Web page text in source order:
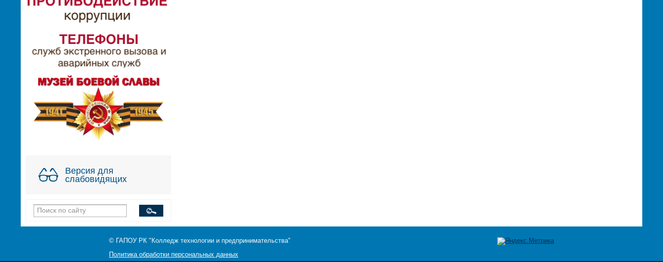
Версия для
слабовидящих
© ГАПОУ РК "Колледж технологии и предпринимательства"
Политика обработки персональных данных